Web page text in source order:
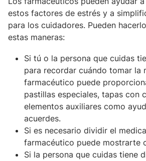
estos factores de estrés y a
para los cuidadores. Pueden
estas maneras:
Si tú o la persona que cuidas
para recordar cuándo tomar la
farmacéutico puede
pastillas especiales, tapas con
elementos auxiliares como
acuerdes.
Si es necesario dividir el
farmacéutico puede mostrarte
Si la persona que cuidas tiene